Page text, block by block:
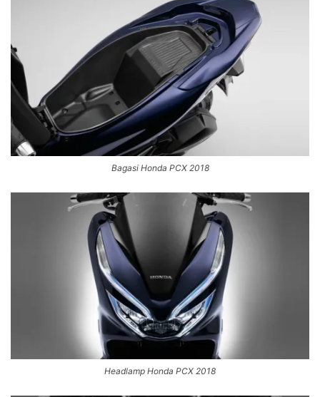
Bagasi Honda PCX 2018
Headlamp Honda PCX 2018